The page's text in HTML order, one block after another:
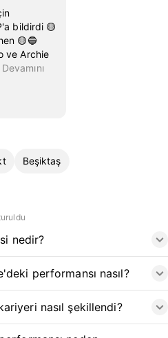
bildirdi 🟡
🟡🔵
ve Archie
Devamını
Beşiktaş
nedir?
performansı nasıl?
nasıl şekillendi?